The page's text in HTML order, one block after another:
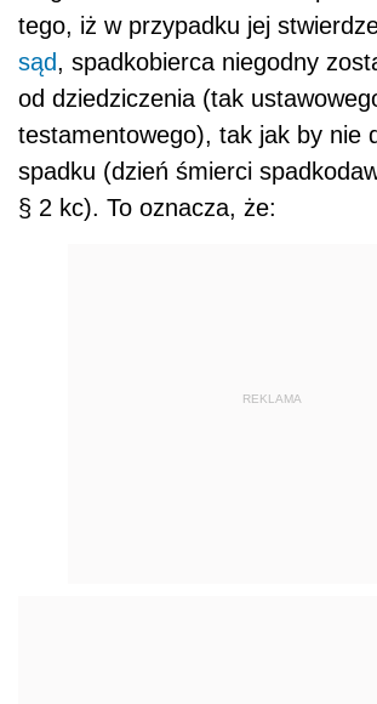
tego, iż w przypadku jej
sąd, spadkobierca niegodny
od dziedziczenia (tak
testamentowego), tak jak by nie
spadku (dzień śmierci
§ 2 kc). To oznacza, że:
REKLAMA